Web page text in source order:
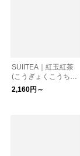
SUIITEA｜紅玉紅茶
(こうぎょくこうち
ゃ） リーフ20g/40g
2,160円～